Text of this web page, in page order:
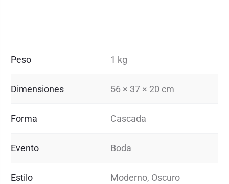
Peso 1 kg
Dimensiones 56 × 37 × 20 cm
Forma Cascada
Evento Boda
Estilo Moderno, Oscuro